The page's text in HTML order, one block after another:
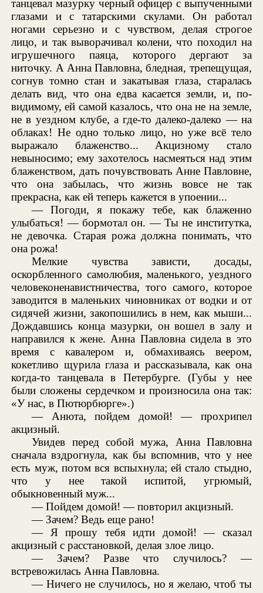
танцевал мазурку черный офицер с выпученными
глазами и с татарскими скулами. Он работал
ногами серьезно и с чувством, делая строгое
лицо, и так выворачивал колени, что походил на
игрушечного паяца, которого дергают за
ниточку. А Анна Павловна, бледная, трепещущая,
согнув томно стан и закатывая глаза, старалась
делать вид, что она едва касается земли, и, по-
видимому, ей самой казалось, что она не на земле,
не в уездном клубе, а где-то далеко-далеко — на
облаках! Не одно только лицо, но уже всё тело
выражало блаженство... Акцизному стало
невыносимо; ему захотелось насмеяться над этим
блаженством, дать почувствовать Анне Павловне,
что она забылась, что жизнь вовсе не так
прекрасна, как ей теперь кажется в упоении...
— Погоди, я покажу тебе, как блаженно
улыбаться! — бормотал он. — Ты не институтка,
не девочка. Старая рожа должна понимать, что
она рожа!
Мелкие чувства зависти, досады,
оскорбленного самолюбия, маленького, уездного
человеконенавистничества, того самого, которое
заводится в маленьких чиновниках от водки и от
сидячей жизни, закопошились в нем, как мыши...
Дождавшись конца мазурки, он вошел в залу и
направился к жене. Анна Павловна сидела в это
время с кавалером и, обмахиваясь веером,
кокетливо щурила глаза и рассказывала, как она
когда-то танцевала в Петербурге. (Губы у нее
были сложены сердечком и произносила она так:
«У нас, в Пютюрбюрге».)
— Анюта, пойдем домой! — прохрипел
акцизный.
Увидев перед собой мужа, Анна Павловна
сначала вздрогнула, как бы вспомнив, что у нее
есть муж, потом вся вспыхнула; ей стало стыдно,
что у нее такой испитой, угрюмый,
обыкновенный муж...
— Пойдем домой! — повторил акцизный.
— Зачем? Ведь еще рано!
— Я прошу тебя идти домой! — сказал
акцизный с расстановкой, делая злое лицо.
— Зачем? Разве что случилось? —
встревожилась Анна Павловна.
— Ничего не случилось, но я желаю, чтоб ты